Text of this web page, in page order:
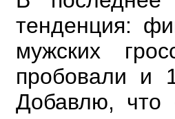
тенденция:
мужских
пробовали и
Добавлю, что